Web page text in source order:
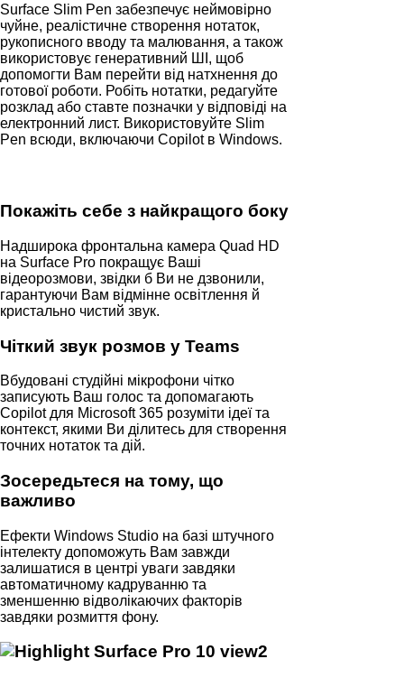
Surface Slim Pen забезпечує неймовірно
чуйне, реалістичне створення нотаток,
рукописного вводу та малювання, а також
використовує генеративний ШІ, щоб
допомогти Вам перейти від натхнення до
готової роботи. Робіть нотатки, редагуйте
розклад або ставте позначки у відповіді на
електронний лист. Використовуйте Slim
Pen всюди, включаючи Copilot в Windows.
Покажіть себе з найкращого боку
Надширока фронтальна камера Quad HD
на Surface Pro покращує Ваші
відеорозмови, звідки б Ви не дзвонили,
гарантуючи Вам відмінне освітлення й
кристально чистий звук.
Чіткий звук розмов у Teams
Вбудовані студійні мікрофони чітко
записують Ваш голос та допомагають
Copilot для Microsoft 365 розуміти ідеї та
контекст, якими Ви ділитесь для створення
точних нотаток та дій.
Зосередьтеся на тому, що
важливо
Ефекти Windows Studio на базі штучного
інтелекту допоможуть Вам завжди
залишатися в центрі уваги завдяки
автоматичному кадруванню та
зменшенню відволікаючих факторів
завдяки розмиття фону.